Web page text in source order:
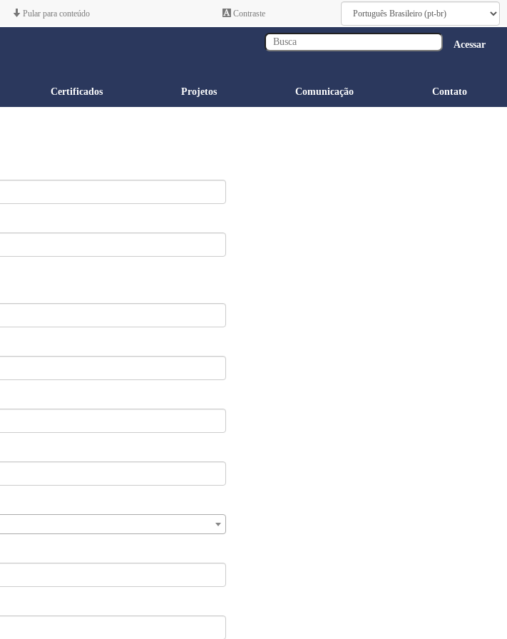
Pular para conteúdo Contraste
Acessar
Certificados Projetos Comunicação Contato